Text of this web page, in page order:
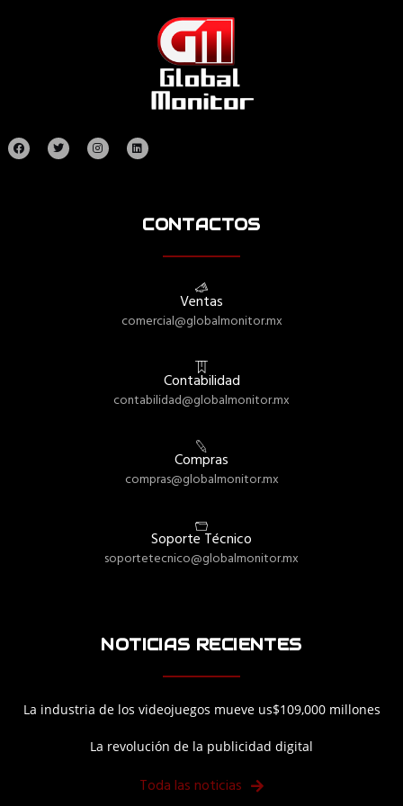
CONTACTOS
Ventas
comercial@globalmonitor.mx
Contabilidad
contabilidad@globalmonitor.mx
Compras
compras@globalmonitor.mx
Soporte Técnico
soportetecnico@globalmonitor.mx
NOTICIAS RECIENTES
La industria de los videojuegos mueve us$109,000 millones
La revolución de la publicidad digital
Toda las noticias